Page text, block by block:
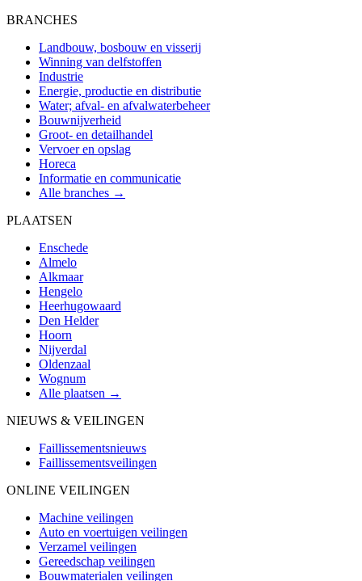
BRANCHES
Landbouw, bosbouw en visserij
Winning van delfstoffen
Industrie
Energie, productie en distributie
Water; afval- en afvalwaterbeheer
Bouwnijverheid
Groot- en detailhandel
Vervoer en opslag
Horeca
Informatie en communicatie
Alle branches →
PLAATSEN
Enschede
Almelo
Alkmaar
Hengelo
Heerhugowaard
Den Helder
Hoorn
Nijverdal
Oldenzaal
Wognum
Alle plaatsen →
NIEUWS & VEILINGEN
Faillissementsnieuws
Faillissementsveilingen
ONLINE VEILINGEN
Machine veilingen
Auto en voertuigen veilingen
Verzamel veilingen
Gereedschap veilingen
Bouwmaterialen veilingen